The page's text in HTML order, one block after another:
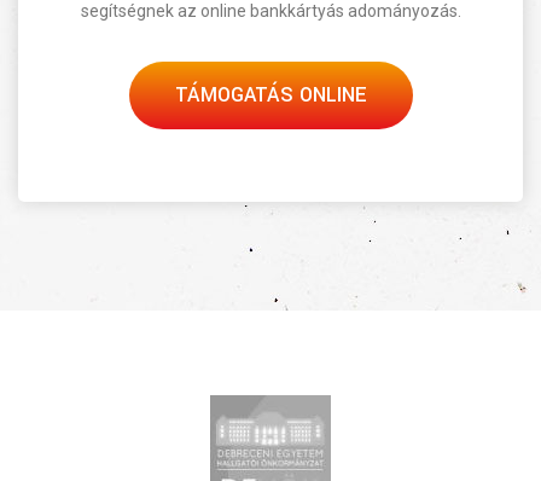
segítségnek az online bankkártyás adományozás.
TÁMOGATÁS ONLINE